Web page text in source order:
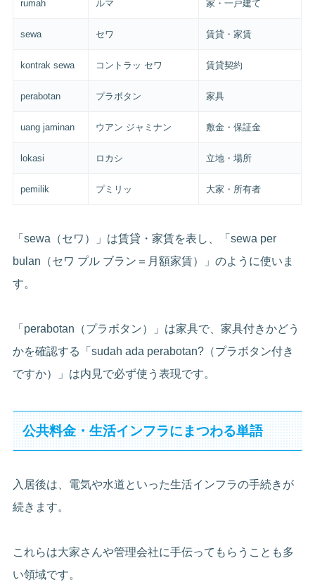
rumah ルマ 家・一戸建て
sewa セワ 賃貸・家賃
kontrak sewa コントラッ セワ 賃貸契約
perabotan プラボタン 家具
uang jaminan ウアン ジャミナン 敷金・保証金
lokasi ロカシ 立地・場所
pemilik プミリッ 大家・所有者
「sewa（セワ）」は賃貸・家賃を表し、「sewa per
bulan（セワ プル ブラン＝月額家賃）」のように使いま
す。
「perabotan（プラボタン）」は家具で、家具付きかどう
かを確認する「sudah ada perabotan?（プラボタン付き
ですか）」は内見で必ず使う表現です。
公共料金・生活インフラにまつわる単語
入居後は、電気や水道といった生活インフラの手続きが
続きます。
これらは大家さんや管理会社に手伝ってもらうことも多
い領域です。